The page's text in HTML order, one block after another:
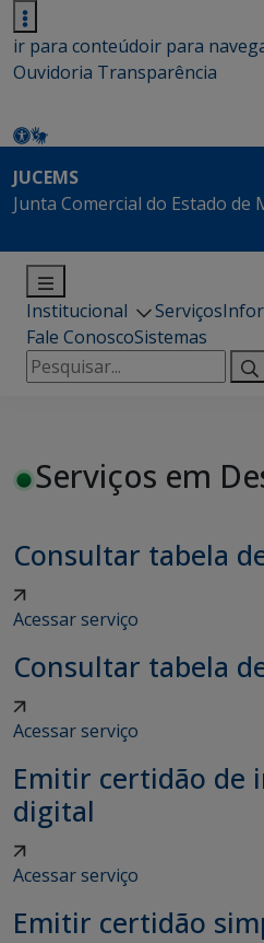
ir para conteúdoir para
Ouvidoria Transparência
JUCEMS
Junta Comercial do Estado de
Institucional Serviços
Fale ConoscoSistemas
Pesquisar
por:
Serviços em
Consultar tabela
Acessar serviço
Consultar tabela
Acessar serviço
Emitir certidão de
digital
Acessar serviço
Emitir certidão